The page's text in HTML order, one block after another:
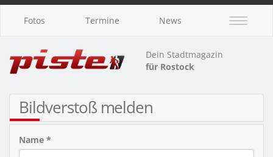
Fotos Termine News
Dein Stadtmagazin
für Rostock
Bildverstoß melden
Name *